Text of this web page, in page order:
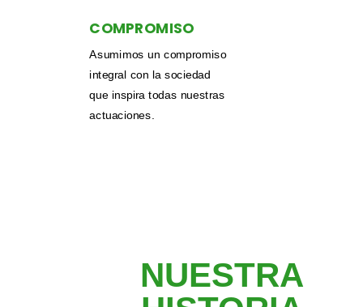
COMPROMISO
Asumimos un compromiso
integral con la sociedad
que inspira todas nuestras
actuaciones.
NUESTRA